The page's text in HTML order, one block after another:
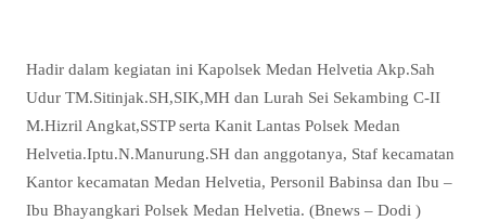
Hadir dalam kegiatan ini Kapolsek Medan Helvetia Akp.Sah
Udur TM.Sitinjak.SH,SIK,MH dan Lurah Sei Sekambing C-II
M.Hizril Angkat,SSTP serta Kanit Lantas Polsek Medan
Helvetia.Iptu.N.Manurung.SH dan anggotanya, Staf kecamatan
Kantor kecamatan Medan Helvetia, Personil Babinsa dan Ibu –
Ibu Bhayangkari Polsek Medan Helvetia. (Bnews – Dodi )